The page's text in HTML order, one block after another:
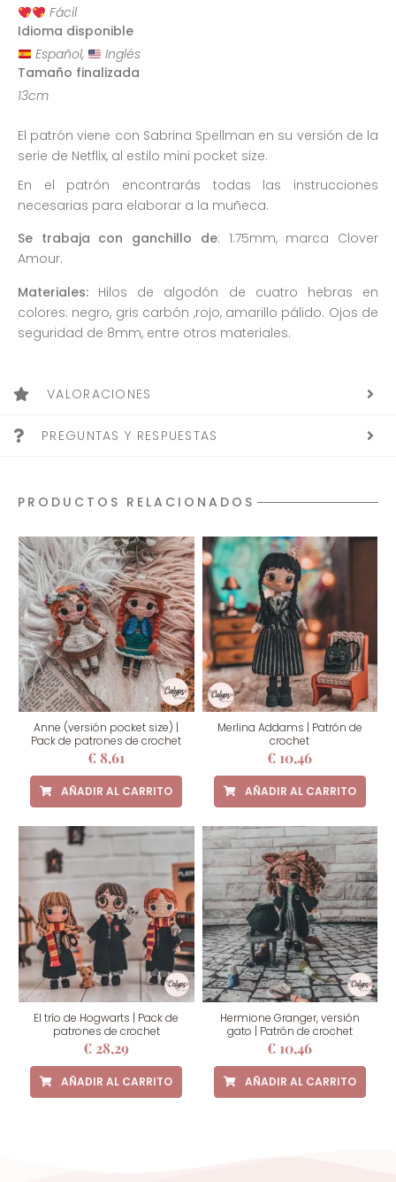
Fácil
Idioma disponible
Español,
Inglés
Tamaño finalizada
13cm
El patrón viene con Sabrina Spellman en su versión de la
serie de Netflix, al estilo mini pocket size.
En el patrón encontrarás todas las instrucciones
necesarias para elaborar a la muñeca.
Se trabaja con ganchillo de: 1.75mm, marca Clover
Amour.
Materiales: Hilos de algodón de cuatro hebras en
colores: negro, gris carbón ,rojo, amarillo pálido. Ojos de
seguridad de 8mm, entre otros materiales.
VALORACIONES
PREGUNTAS Y RESPUESTAS
PRODUCTOS RELACIONADOS
Anne (versión pocket size) |
Pack de patrones de crochet
€8,61
AÑADIR AL CARRITO
Merlina Addams | Patrón de
crochet
€ 10,46
AÑADIR AL CARRITO
El trío de Hogwarts | Pack de
patrones de crochet
€ 28,29
AÑADIR AL CARRITO
Hermione Granger, versión
gato | Patrón de crochet
€ 10,46
AÑADIR AL CARRITO